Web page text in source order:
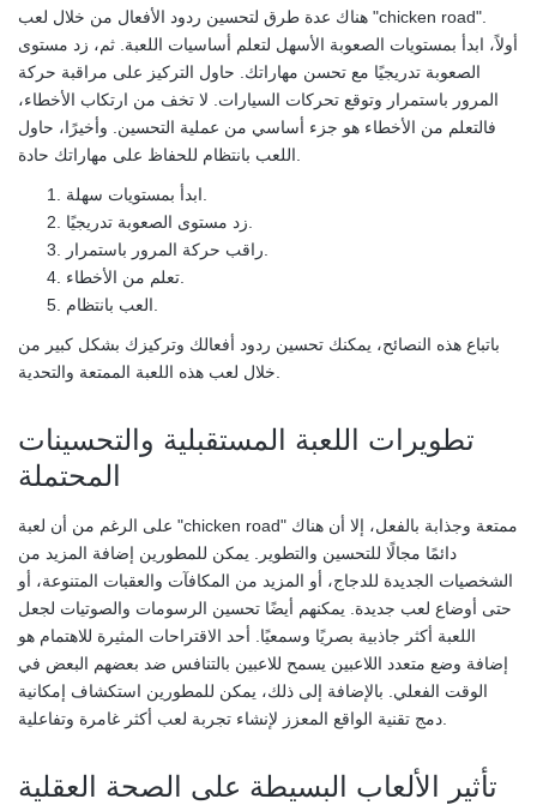
هناك عدة طرق لتحسين ردود الأفعال من خلال لعب "chicken road".
أولاً، ابدأ بمستويات الصعوبة الأسهل لتعلم أساسيات اللعبة. ثم، زد مستوى
الصعوبة تدريجيًا مع تحسن مهاراتك. حاول التركيز على مراقبة حركة
المرور باستمرار وتوقع تحركات السيارات. لا تخف من ارتكاب الأخطاء،
فالتعلم من الأخطاء هو جزء أساسي من عملية التحسين. وأخيرًا، حاول
باتباع هذه النصائح، يمكنك تحسين ردود أفعالك وتركيزك بشكل كبير من
تطويرات اللعبة المستقبلية والتحسينات
المحتملة
على الرغم من أن لعبة "chicken road" ممتعة وجذابة بالفعل، إلا أن هناك
دائمًا مجالًا للتحسين والتطوير. يمكن للمطورين إضافة المزيد من
الشخصيات الجديدة للدجاج، أو المزيد من المكافآت والعقبات المتنوعة، أو
حتى أوضاع لعب جديدة. يمكنهم أيضًا تحسين الرسومات والصوتيات لجعل
اللعبة أكثر جاذبية بصريًا وسمعيًا. أحد الاقتراحات المثيرة للاهتمام هو
إضافة وضع متعدد اللاعبين يسمح للاعبين بالتنافس ضد بعضهم البعض في
الوقت الفعلي. بالإضافة إلى ذلك، يمكن للمطورين استكشاف إمكانية
تأثير الألعاب البسيطة على الصحة العقلية